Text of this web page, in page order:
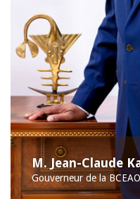
M. Jean-Claude
Gouverneur de la BCEAO